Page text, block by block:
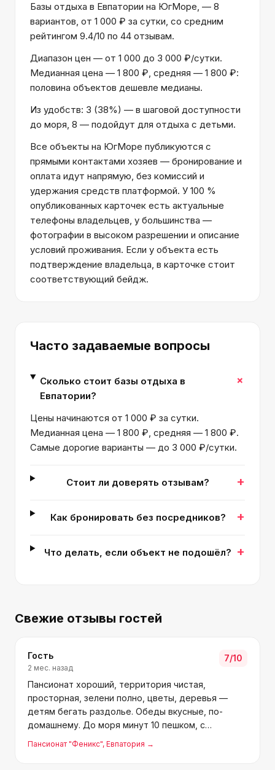
Базы отдыха в Евпатории на ЮгМоре, — 8
вариантов, от 1 000 ₽ за сутки, со средним
рейтингом 9.4/10 по 44 отзывам.
Диапазон цен — от 1 000 до 3 000 ₽/сутки.
Медианная цена — 1 800 ₽, средняя — 1 800 ₽:
половина объектов дешевле медианы.
Из удобств: 3 (38%) — в шаговой доступности
до моря, 8 — подойдут для отдыха с детьми.
Все объекты на ЮгМоре публикуются с
прямыми контактами хозяев — бронирование и
оплата идут напрямую, без комиссий и
удержания средств платформой. У 100 %
опубликованных карточек есть актуальные
телефоны владельцев, у большинства —
фотографии в высоком разрешении и описание
условий проживания. Если у объекта есть
подтверждение владельца, в карточке стоит
соответствующий бейдж.
Часто задаваемые вопросы
Сколько стоит базы отдыха в
Евпатории?
+
Цены начинаются от 1 000 ₽ за сутки.
Медианная цена — 1 800 ₽, средняя — 1 800 ₽.
Самые дорогие варианты — до 3 000 ₽/сутки.
Стоит ли доверять отзывам? +
Как бронировать без посредников? +
Что делать, если объект не подошёл? +
Свежие отзывы гостей
Гость
2 мес. назад
7/10
Пансионат хороший, территория чистая,
просторная, зелени полно, цветы, деревья —
детям бегать раздолье. Обеды вкусные, по-
домашнему. До моря минут 10 пешком, с
малышами дольше, но мы уже привыкли. Поселок
спокойный, для тех кто хочет тишины и отдыха —
Пансионат "Феникс", Евпатория →